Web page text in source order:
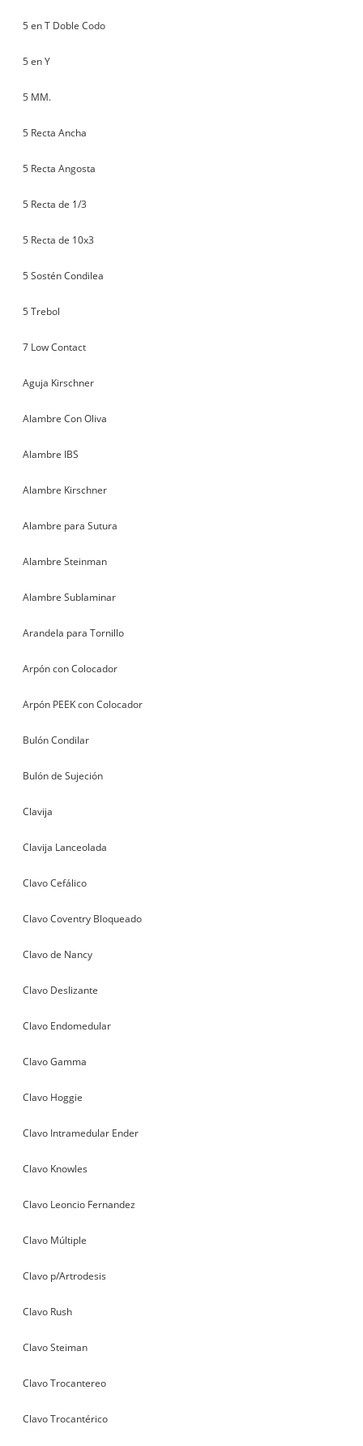
5 en T Doble Codo
5 en Y
5 MM.
5 Recta Ancha
5 Recta Angosta
5 Recta de 1/3
5 Recta de 10x3
5 Sostén Condilea
5 Trebol
7 Low Contact
Aguja Kirschner
Alambre Con Oliva
Alambre IBS
Alambre Kirschner
Alambre para Sutura
Alambre Steinman
Alambre Sublaminar
Arandela para Tornillo
Arpón con Colocador
Arpón PEEK con Colocador
Bulón Condilar
Bulón de Sujeción
Clavija
Clavija Lanceolada
Clavo Cefálico
Clavo Coventry Bloqueado
Clavo de Nancy
Clavo Deslizante
Clavo Endomedular
Clavo Gamma
Clavo Hoggie
Clavo Intramedular Ender
Clavo Knowles
Clavo Leoncio Fernandez
Clavo Múltiple
Clavo p/Artrodesis
Clavo Rush
Clavo Steiman
Clavo Trocantereo
Clavo Trocantérico